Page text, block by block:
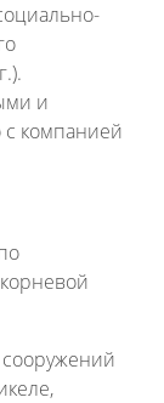
и
компанией
сооружений